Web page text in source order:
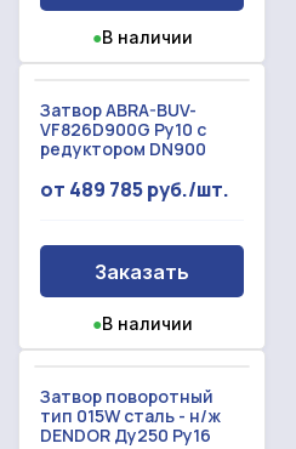
●В наличии
Затвор ABRA-BUV-
VF826D900G Ру10 с
редуктором DN900
от 489 785 руб./шт.
Заказать
●В наличии
Затвор поворотный
тип 015W сталь - н/ж
DENDOR Ду250 Ру16